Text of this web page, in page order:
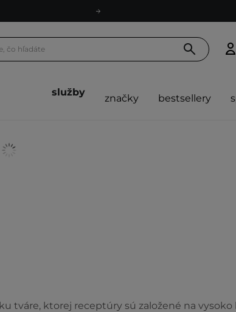
služby
značky bestsellery
tváre, ktorej receptúry sú založené na